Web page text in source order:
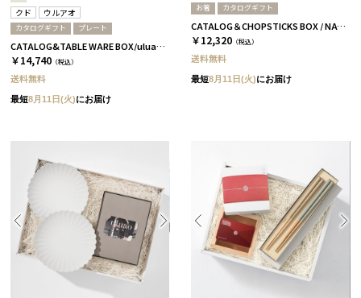
クド ウルアオ
カタログギフト プレート
CATALOG&TABLE WARE BOX/uluao/9°/白無垢/全5種 ザグーアン
￥14,740 （税込）
送料無料
最短8月11日(火)にお届け
お箸 カタログギフト
CATALOG＆CHOPSTICKS BOX / NATURAL / 浜色＆雲色 / 桜
￥12,320 （税込）
送料無料
最短8月11日(火)にお届け